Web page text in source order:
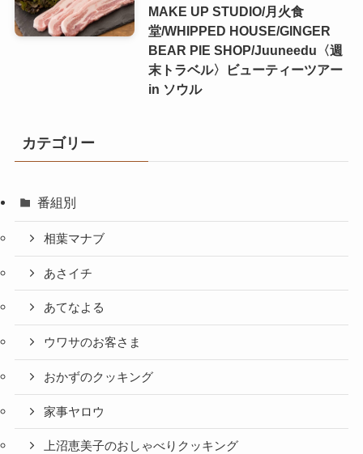
MAKE UP STUDIO/月火食
堂/WHIPPED HOUSE/GINGER
BEAR PIE SHOP/Juuneedu〈週
末トラベル〉ビューティーツアー
in ソウル
カテゴリー
番組別
相葉マナブ
あさイチ
あてなよる
ウワサのお客さま
おかずのクッキング
家事ヤロウ
上沼恵美子のおしゃべりクッキング